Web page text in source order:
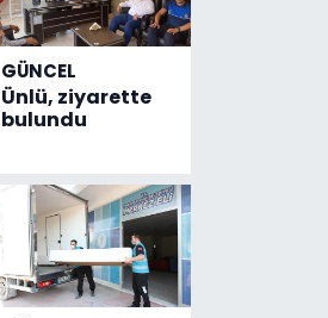
GÜNCEL
Ünlü, ziyarette
bulundu